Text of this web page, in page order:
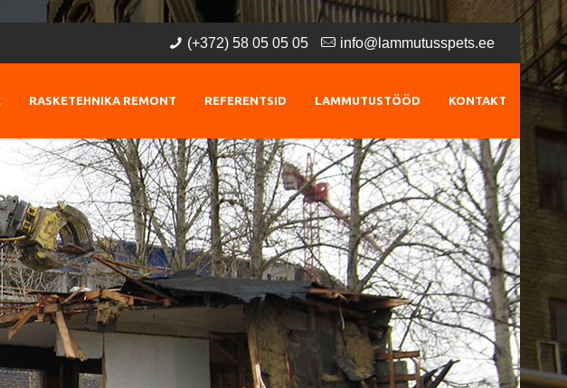
(+372) 58 05 05 05 info@lammutusspets.ee
RASKETEHNIKA REMONT REFERENTSID LAMMUTUSTÖÖD KONTAKT